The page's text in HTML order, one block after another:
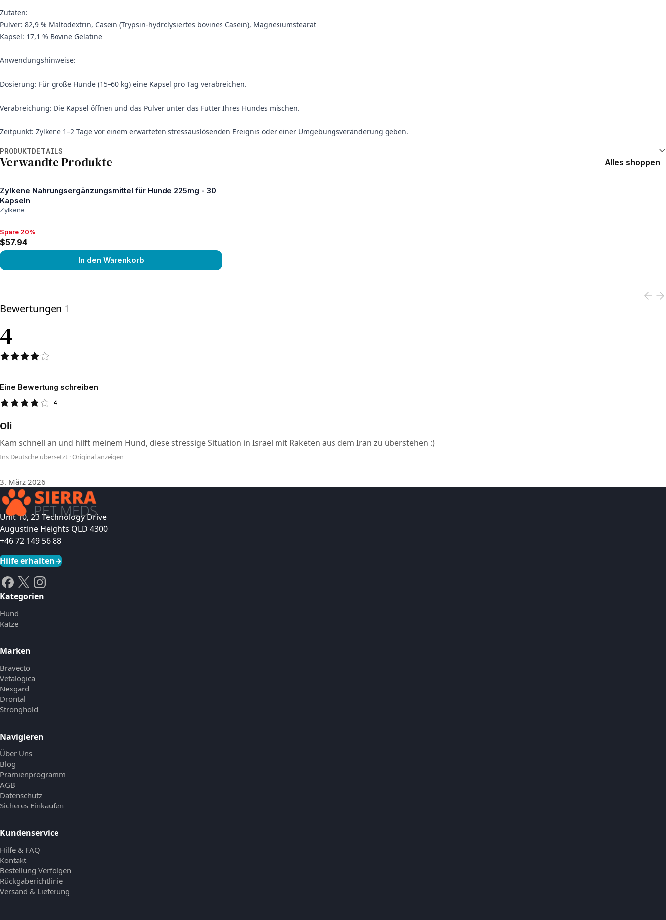
Zutaten:
Pulver: 82,9 % Maltodextrin, Casein (Trypsin-hydrolysiertes bovines Casein), Magnesiumstearat
Kapsel: 17,1 % Bovine Gelatine
Anwendungshinweise:
Dosierung: Für große Hunde (15–60 kg) eine Kapsel pro Tag verabreichen.
Verabreichung: Die Kapsel öffnen und das Pulver unter das Futter Ihres Hundes mischen.
Zeitpunkt: Zylkene 1–2 Tage vor einem erwarteten stressauslösenden Ereignis oder einer Umgebungsveränderung geben.
PRODUKTDETAILS
Verwandte Produkte Alles shoppen
Zylkene Nahrungsergänzungsmittel für Hunde 225mg - 30
Kapseln
Zylkene
Spare 20%, $57.94
Spare 20%
$57.94
In den Warenkorb
Bewertungen 1
4
Eine Bewertung schreiben
4
Oli
Kam schnell an und hilft meinem Hund, diese stressige Situation in Israel mit Raketen aus dem Iran zu überstehen :)
Ins Deutsche übersetzt · Original anzeigen
3. März 2026
Unit 10, 23 Technology Drive
Augustine Heights QLD 4300
+46 72 149 56 88
Hilfe erhalten→
Kategorien
Hund
Katze
Marken
Bravecto
Vetalogica
Nexgard
Drontal
Stronghold
Navigieren
Über Uns
Blog
Prämienprogramm
AGB
Datenschutz
Sicheres Einkaufen
Kundenservice
Hilfe & FAQ
Kontakt
Bestellung Verfolgen
Rückgaberichtlinie
Versand & Lieferung